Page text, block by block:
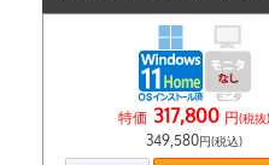
特価 317,800 円(税抜
349,580円(税込)